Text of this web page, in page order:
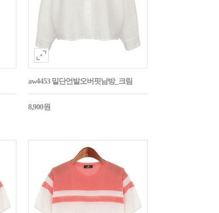
aw4453 밑단언발오버핏남방_크림
8,900원